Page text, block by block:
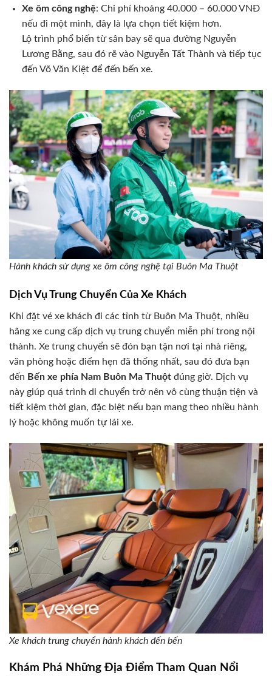
Xe ôm công nghệ: Chi phí khoảng 40.000 – 60.000 VNĐ
nếu đi một mình, đây là lựa chọn tiết kiệm hơn.
Lộ trình phổ biến từ sân bay sẽ qua đường Nguyễn
Lương Bằng, sau đó rẽ vào Nguyễn Tất Thành và tiếp tục
đến Võ Văn Kiệt để đến bến xe.
Hành khách sử dụng xe ôm công nghệ tại Buôn Ma Thuột
Dịch Vụ Trung Chuyển Của Xe Khách
Khi đặt vé xe khách đi các tỉnh từ Buôn Ma Thuột, nhiều
hãng xe cung cấp dịch vụ trung chuyển miễn phí trong nội
thành. Xe trung chuyển sẽ đón bạn tận nơi tại nhà riêng,
văn phòng hoặc điểm hẹn đã thống nhất, sau đó đưa bạn
đến Bến xe phía Nam Buôn Ma Thuột đúng giờ. Dịch vụ
này giúp quá trình di chuyển trở nên vô cùng thuận tiện và
tiết kiệm thời gian, đặc biệt nếu bạn mang theo nhiều hành
lý hoặc không muốn tự lái xe.
Xe khách trung chuyển hành khách đến bến
Khám Phá Những Địa Điểm Tham Quan Nổi